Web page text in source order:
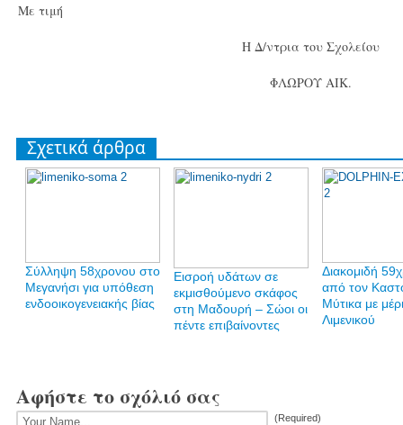
Με τιμή
Η Δ/ντρια του Σχολείου
ΦΛΩΡΟΥ ΑΙΚ.
Σχετικά άρθρα
Σύλληψη 58χρονου στο
Μεγανήσι για υπόθεση
ενδοοικογενειακής βίας
Εισροή υδάτων σε
εκμισθούμενο σκάφος
στη Μαδουρή – Σώοι οι
πέντε επιβαίνοντες
Διακομιδή
από τον
Μύτικα με
Λιμενικού
Αφήστε το σχόλιό σας
(Required)